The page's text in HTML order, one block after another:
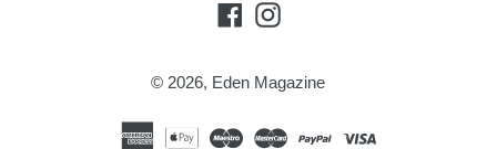
Facebook
Instagram
© 2026, Eden Magazine